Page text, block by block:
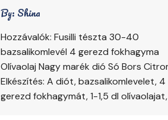
By: Shina
Hozzávalók: Fusilli tészta 30-40
bazsalikomlevél 4 gerezd fokhagyma
Olívaolaj Nagy marék dió Só Bors
Elkészítés: A diót, bazsalikomlevelet, 4
gerezd fokhagymát, 1-1,5 dl olívaolajat,